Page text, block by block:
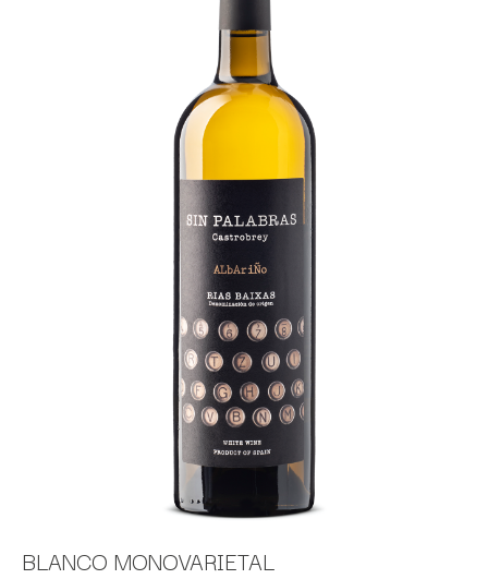
BLANCO MONOVARIETAL